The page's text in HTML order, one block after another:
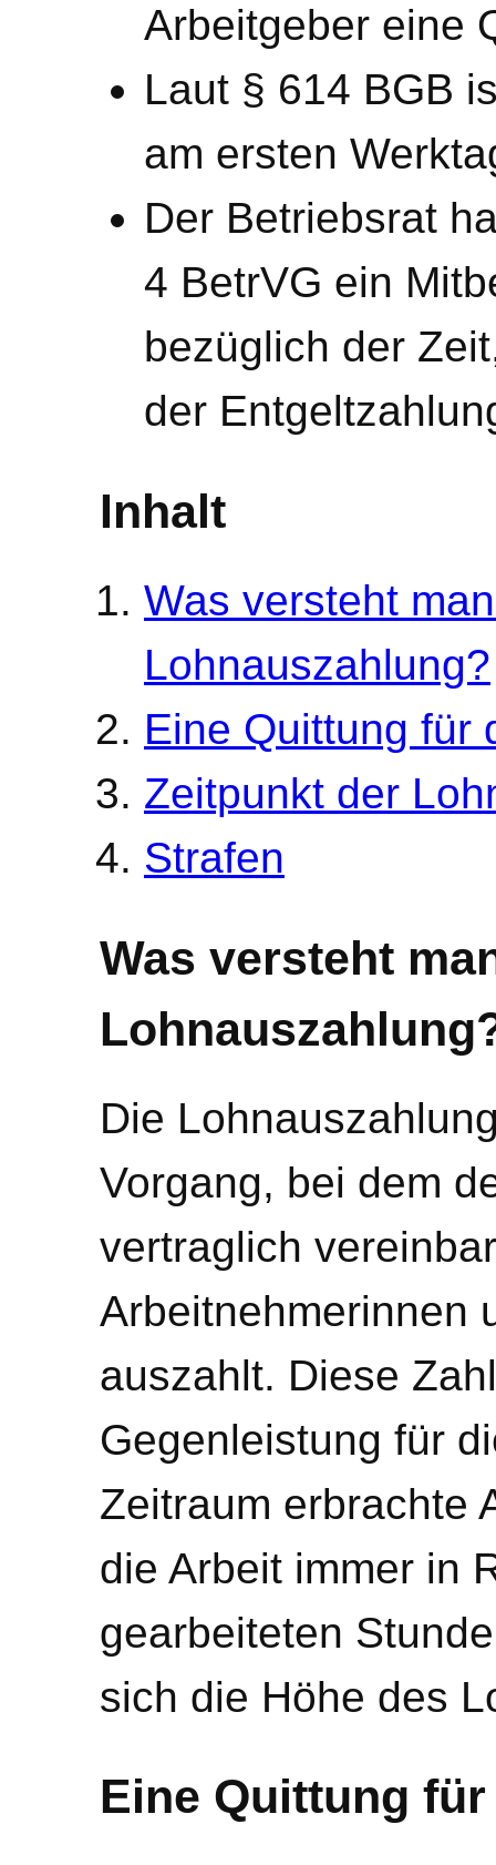
Arbeitgeber eine
Laut § 614 BGB
am ersten
Der Betriebsrat
4 BetrVG ein
bezüglich der
der
Inhalt
Was versteht
Lohnauszahlung?
Eine Quittung für
Zeitpunkt der
Strafen
Was versteht
Die
Vorgang, bei dem
vertraglich
Arbeitnehmerinnen
auszahlt. Diese
Gegenleistung für
Zeitraum erbrachte
die Arbeit immer in
gearbeiteten
sich die Höhe des
Eine Quittung